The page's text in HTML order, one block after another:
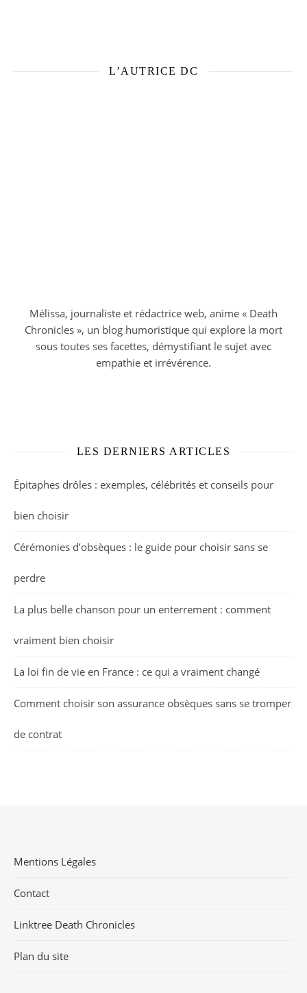
L’AUTRICE DC
Mélissa, journaliste et rédactrice web, anime « Death
Chronicles », un blog humoristique qui explore la mort
sous toutes ses facettes, démystifiant le sujet avec
empathie et irrévérence.
LES DERNIERS ARTICLES
Épitaphes drôles : exemples, célébrités et conseils pour
bien choisir
Cérémonies d’obsèques : le guide pour choisir sans se
perdre
La plus belle chanson pour un enterrement : comment
vraiment bien choisir
La loi fin de vie en France : ce qui a vraiment changé
Comment choisir son assurance obsèques sans se tromper
de contrat
Mentions Légales
Contact
Linktree Death Chronicles
Plan du site